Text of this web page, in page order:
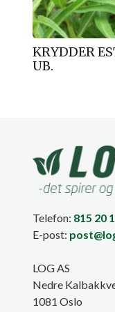
KRYDDER
UB.
Telefon: 815 20
E-post:
LOG AS
Nedre
1081 Oslo